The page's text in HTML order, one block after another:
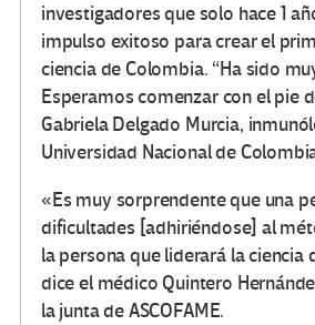
investigadores que solo hace 1
impulso exitoso para crear el
ciencia de Colombia. “Ha sido
Esperamos comenzar con el pie
Gabriela Delgado Murcia,
Universidad Nacional de
«Es muy sorprendente que una
dificultades [adhiriéndose] al
la persona que liderará la ciencia
dice el médico Quintero
la junta de ASCOFAME.